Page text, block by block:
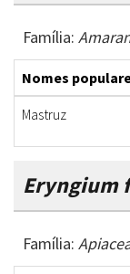
Família:
Nomes
Mastruz
Eryngium
Família: